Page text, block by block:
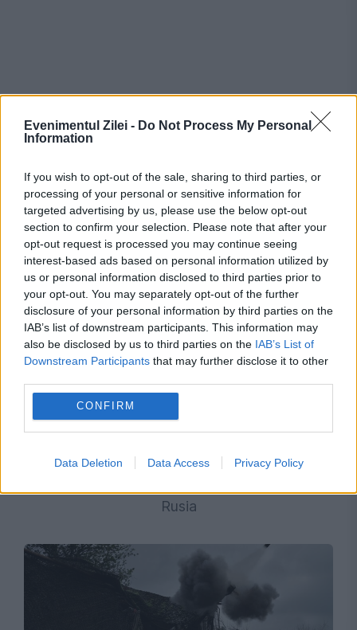
Evenimentul Zilei - Do Not Process My Personal
Information
If you wish to opt-out of the sale, sharing to third parties, or
processing of your personal or sensitive information for
targeted advertising by us, please use the below opt-out
section to confirm your selection. Please note that after your
opt-out request is processed you may continue seeing
interest-based ads based on personal information utilized by
us or personal information disclosed to third parties prior to
your opt-out. You may separately opt-out of the further
disclosure of your personal information by third parties on the
IAB’s list of downstream participants. This information may
also be disclosed by us to third parties on the IAB’s List of
Downstream Participants that may further disclose it to other
CONFIRM
Data Deletion Data Access Privacy Policy
Recomandările noastre
INTERNATIONAL
Rusia